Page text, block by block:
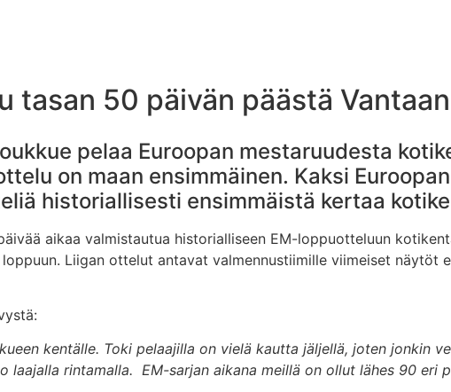
50 päivän päästä
pelaa Euroopan mestaruudesta
on maan ensimmäinen. Kaksi
historiallisesti ensimmäistä kertaa
aikaa valmistautua historialliseen EM-loppuotteluun
Liigan ottelut antavat valmennustiimille viimeiset näytöt
kentälle. Toki pelaajilla on vielä kautta jäljellä, joten jonkin
rintamalla. EM-sarjan aikana meillä on ollut lähes 90 eri